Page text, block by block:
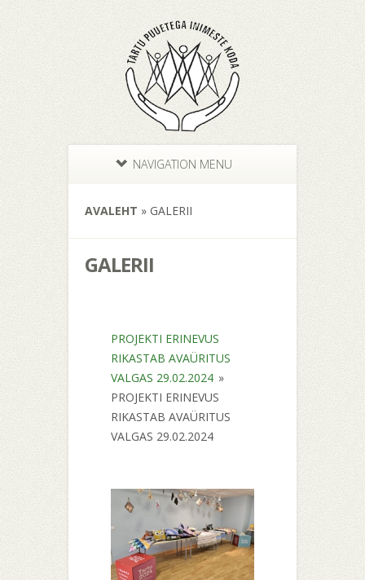
NAVIGATION MENU
AVALEHT » GALERII
GALERII
PROJEKTI ERINEVUS
RIKASTAB AVAÜRITUS
VALGAS 29.02.2024 »
PROJEKTI ERINEVUS
RIKASTAB AVAÜRITUS
VALGAS 29.02.2024